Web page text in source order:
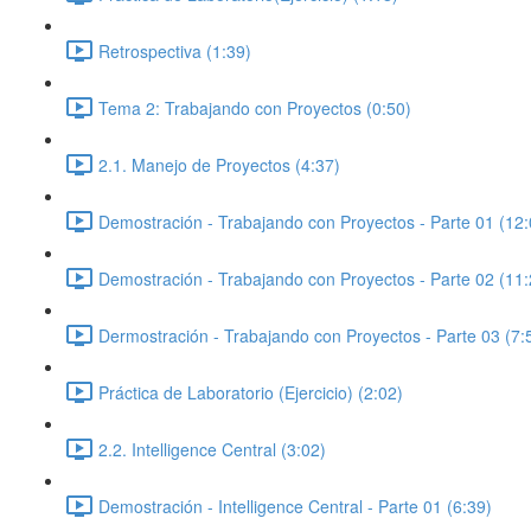
Retrospectiva (1:39)
Tema 2: Trabajando con Proyectos (0:50)
2.1. Manejo de Proyectos (4:37)
Demostración - Trabajando con Proyectos - Parte 01
Demostración - Trabajando con Proyectos - Parte 02
Dermostración - Trabajando con Proyectos - Parte 03
Práctica de Laboratorio (Ejercicio) (2:02)
2.2. Intelligence Central (3:02)
Demostración - Intelligence Central - Parte 01 (6:39)